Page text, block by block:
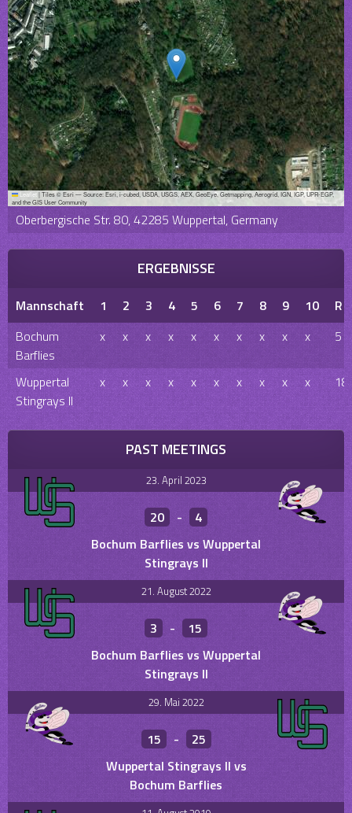
Leaflet |Tiles © Esri — Source: Esri, i-cubed, USDA, USGS, AEX, GeoEye, Getmapping, Aerogrid, IGN, IGP, UPR-EGP,
and the GIS User Community
Oberbergische Str. 80, 42285 Wuppertal, Germany
ERGEBNISSE
Mannschaft 1 2 3 4 5 6 7 8 9 10
R
Bochum
Barflies
x x x x x x x x x x 5
Wuppertal
Stingrays II
x x x x x x x x x x 18
PAST MEETINGS
23. April 2023
20 -
4
Bochum Barflies vs Wuppertal
Stingrays II
21. August 2022
3 -
15
Bochum Barflies vs Wuppertal
Stingrays II
29. Mai 2022
15 -
25
Wuppertal Stingrays II vs
Bochum Barflies